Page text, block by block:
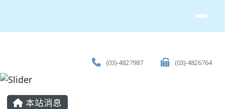
(03)-4827987 (03)-4826764
主內容區域
本站消息